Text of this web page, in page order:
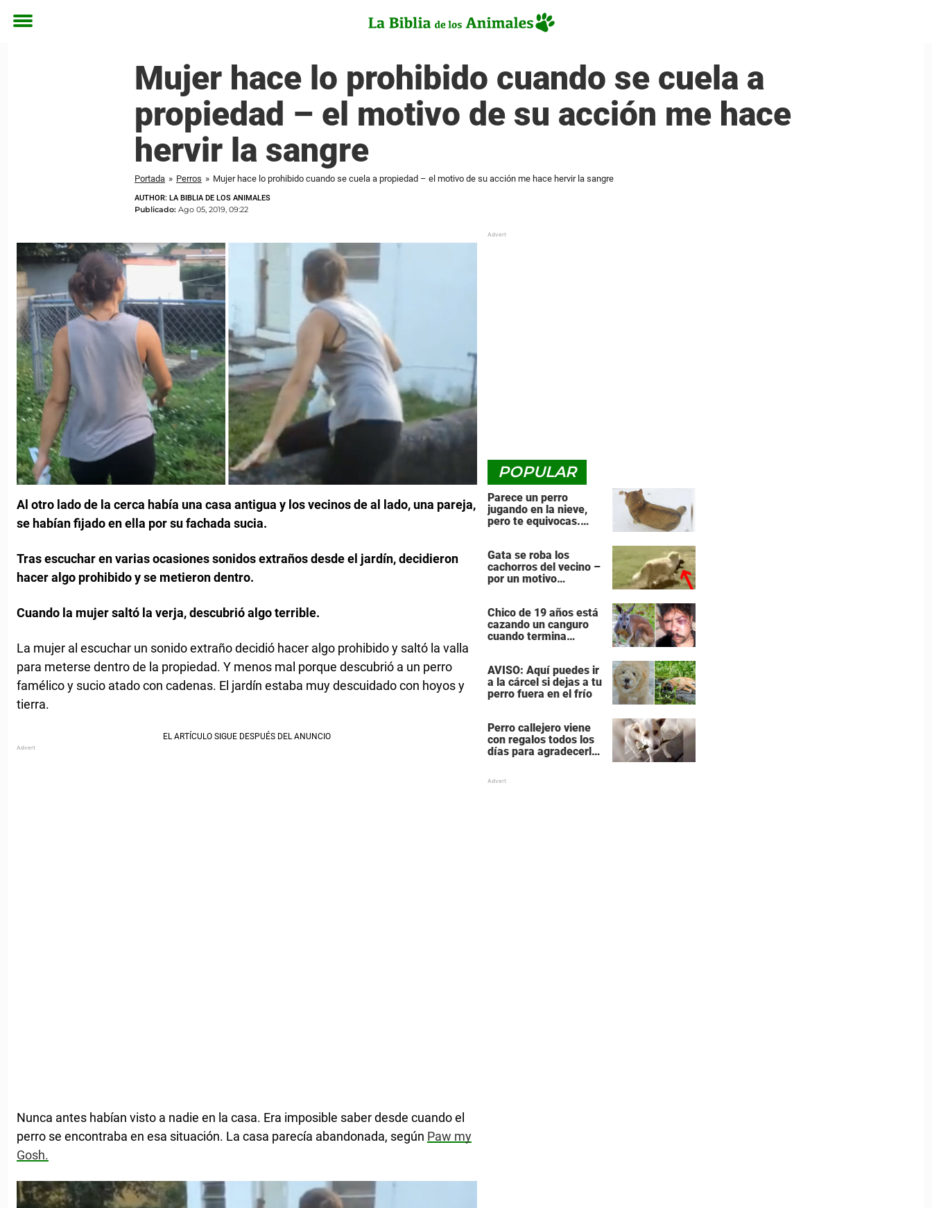
Toggle
Mujer hace lo prohibido cuando se cuela a
propiedad – el motivo de su acción me hace
hervir la sangre
Portada » Perros » Mujer hace lo prohibido cuando se cuela a propiedad – el motivo de su acción me hace hervir la sangre
AUTHOR: LA BIBLIA DE LOS ANIMALES
Publicado: Ago 05, 2019, 09:22
Al otro lado de la cerca había una casa antigua y los vecinos de al lado, una pareja,
se habían fijado en ella por su fachada sucia.
Tras escuchar en varias ocasiones sonidos extraños desde el jardín, decidieron
hacer algo prohibido y se metieron dentro.
Cuando la mujer saltó la verja, descubrió algo terrible.
La mujer al escuchar un sonido extraño decidió hacer algo prohibido y saltó la valla
para meterse dentro de la propiedad. Y menos mal porque descubrió a un perro
famélico y sucio atado con cadenas. El jardín estaba muy descuidado con hoyos y
tierra.
Nunca antes habían visto a nadie en la casa. Era imposible saber desde cuando el
perro se encontraba en esa situación. La casa parecía abandonada, según Paw my
Gosh.
POPULAR
Parece un perro
jugando en la nieve,
pero te equivocas.
vuelta!
Gata se roba los
cachorros del vecino –
por un motivo
Chico de 19 años está
cazando un canguro
cuando termina
AVISO: Aquí puedes ir
a la cárcel si dejas a tu
perro fuera en el frío
Perro callejero viene
con regalos todos los
días para agradecerle